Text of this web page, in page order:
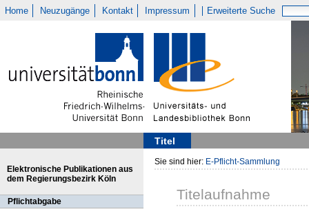
Home Neuzugänge Kontakt Impressum Erweiterte Suche
Titel
Elektronische Publikationen aus
dem Regierungsbezirk Köln
Pflichtabgabe
Sie sind hier: E-Pflicht-Sammlung
Titelaufnahme